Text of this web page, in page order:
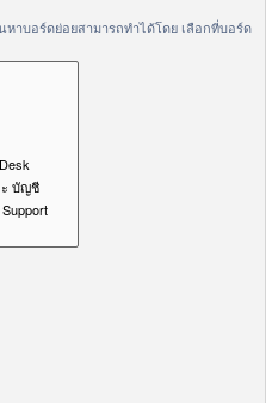
าบอร์ดย่อยสามารถทำได้โดย เลือกที่บอร์ด